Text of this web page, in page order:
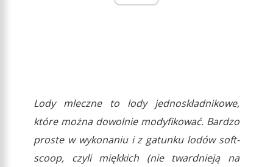
Lody mleczne to lody jednoskładnikowe,
które można dowolnie modyfikować. Bardzo
proste w wykonaniu i z gatunku lodów soft-
scoop, czyli miękkich (nie twardnieją na